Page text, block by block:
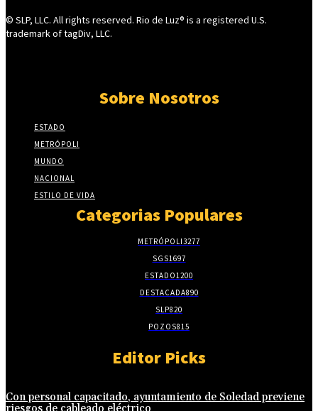
© SLP, LLC. All rights reserved. Rio de Luz® is a registered U.S.
trademark of tagDiv, LLC.
Sobre Nosotros
ESTADO
METRÓPOLI
MUNDO
NACIONAL
ESTILO DE VIDA
Categorias Populares
METRÓPOLI3277
SGS1697
ESTADO1200
DESTACADA890
SLP820
POZOS815
Editor Picks
Con personal capacitado, ayuntamiento de Soledad previene